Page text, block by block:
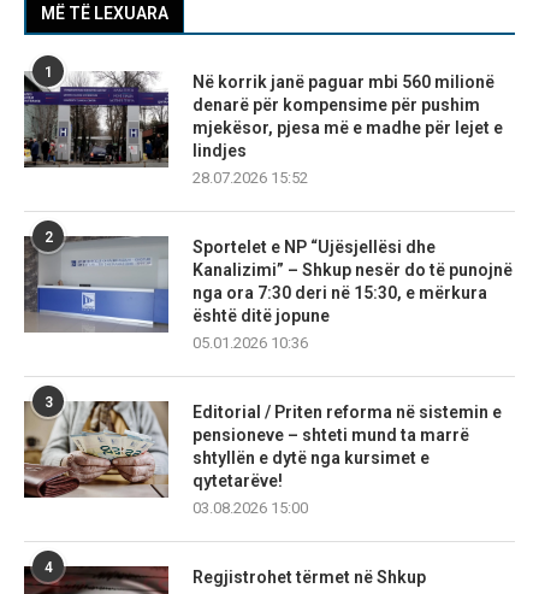
MË TË LEXUARA
1
Në korrik janë paguar mbi 560 milionë
denarë për kompensime për pushim
mjekësor, pjesa më e madhe për lejet e
lindjes
28.07.2026 15:52
2
Sportelet e NP “Ujësjellësi dhe
Kanalizimi” – Shkup nesër do të punojnë
nga ora 7:30 deri në 15:30, e mërkura
është ditë jopune
05.01.2026 10:36
3
Editorial / Priten reforma në sistemin e
pensioneve – shteti mund ta marrë
shtyllën e dytë nga kursimet e
qytetarëve!
03.08.2026 15:00
4
Regjistrohet tërmet në Shkup